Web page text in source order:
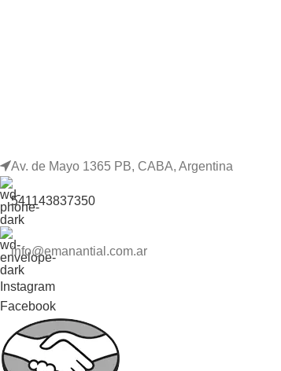
Av. de Mayo 1365 PB, CABA, Argentina
541143837350
info@emanantial.com.ar
Instagram
Facebook